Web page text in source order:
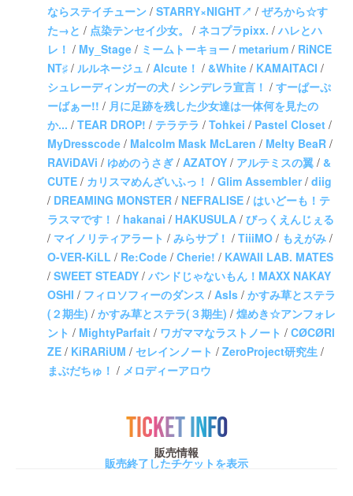
ならステイチューン / STARRY×NIGHT↗︎ / ぜろから☆す
た→と / 点染テンセイ少女。 / ネコプラpixx. / ハレとハ
レ！ / My_Stage / ミームトーキョー / metarium / RiNCE
NT♯ / ルルネージュ / Alcute！ / &White / KAMAITACI /
シュレーディンガーの犬 / シンデレラ宣言！ / すーぱーぷ
ーばぁー!! / 月に足跡を残した少女達は一体何を見たの
か... / TEAR DROP! / テラテラ / Tohkei / Pastel Closet /
MyDresscode / Malcolm Mask McLaren / Melty BeaR /
RAViDAVi / ゆめのうさぎ / AZATOY / アルテミスの翼 / &
CUTE / カリスマめんざいふっ！ / Glim Assembler/ diig
/ DREAMING MONSTER / NEFRALISE / はいどーも！テ
ラスマです！ / hakanai / HAKUSULA / びっくえんじぇる
/ マイノリティアラート / みらサプ！ / TiiiMO / もえがみ /
O-VER-KiLL / Re:Code / Cherie! / KAWAII LAB. MATES
/ SWEET STEADY / バンドじゃないもん！MAXX NAKAY
OSHI / フィロソフィーのダンス / AsIs / かすみ草とステラ
(２期生) / かすみ草とステラ(３期生) / 煌めき☆アンフォレ
ント / MightyParfait / ワガママなラストノート / CØCØRI
ZE / KiRARiUM / セレインノート / ZeroProject研究生 /
まぶだちゅ！ / メロディーアロウ
TICKET INFO
販売情報
販売終了したチケットを表示